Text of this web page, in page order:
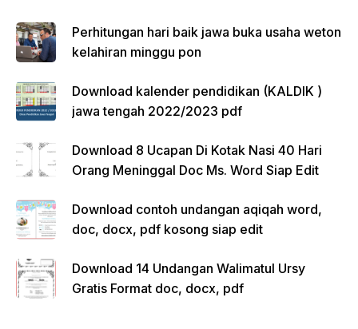
Perhitungan hari baik jawa buka usaha weton
kelahiran minggu pon
Download kalender pendidikan (KALDIK )
jawa tengah 2022/2023 pdf
Download 8 Ucapan Di Kotak Nasi 40 Hari
Orang Meninggal Doc Ms. Word Siap Edit
Download contoh undangan aqiqah word,
doc, docx, pdf kosong siap edit
Download 14 Undangan Walimatul Ursy
Gratis Format doc, docx, pdf